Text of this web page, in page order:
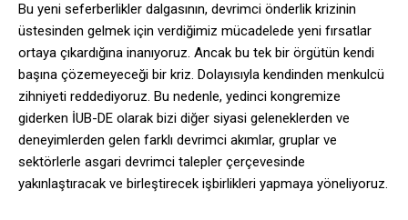
Bu yeni seferberlikler dalgasının, devrimci önderlik krizinin
üstesinden gelmek için verdiğimiz mücadelede yeni fırsatlar
ortaya çıkardığına inanıyoruz. Ancak bu tek bir örgütün kendi
başına çözemeyeceği bir kriz. Dolayısıyla kendinden menkulcü
zihniyeti reddediyoruz. Bu nedenle, yedinci kongremize
giderken İUB-DE olarak bizi diğer siyasi geleneklerden ve
deneyimlerden gelen farklı devrimci akımlar, gruplar ve
sektörlerle asgari devrimci talepler çerçevesinde
yakınlaştıracak ve birleştirecek işbirlikleri yapmaya yöneliyoruz.